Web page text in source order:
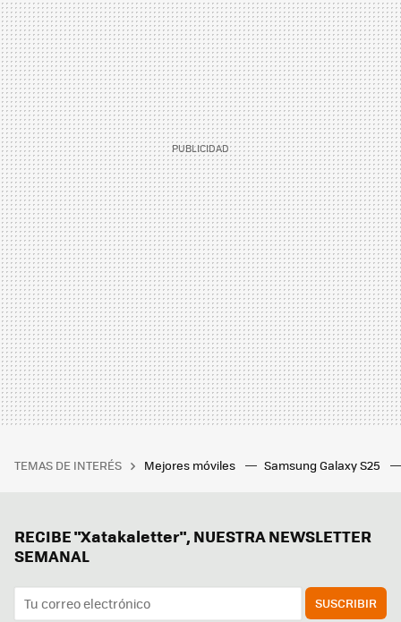
TEMAS DE INTERÉS Mejores móviles Samsung Galaxy S25
RECIBE "Xatakaletter", NUESTRA NEWSLETTER
SEMANAL
SUSCRIBIR